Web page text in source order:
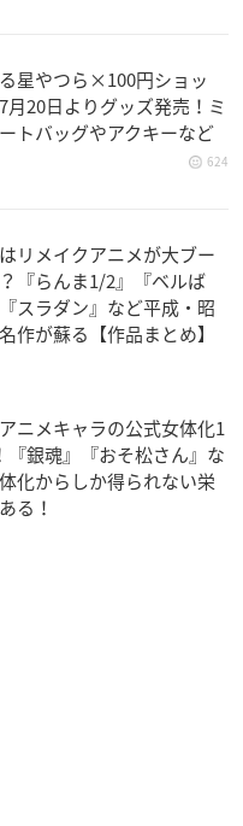
る星やつら×100円ショッ
月20日よりグッズ発売！ミ
トバッグやアクキーなど
624
リメイクアニメが大ブー
『らんま1/2』『ベルば
スラダン』など平成・昭
作が蘇る【作品まとめ】
ニメキャラの公式女体化1
『銀魂』『おそ松さん』な
化からしか得られない栄
る！